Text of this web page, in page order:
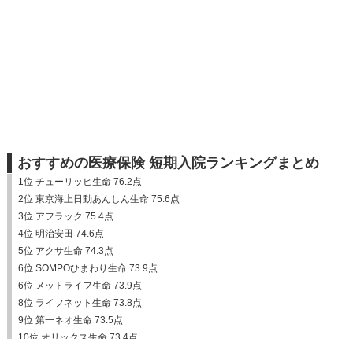
おすすめの医療保険 短期入院ランキングまとめ
1位 チューリッヒ生命 76.2点
2位 東京海上日動あんしん生命 75.6点
3位 アフラック 75.4点
4位 明治安田 74.6点
5位 アクサ生命 74.3点
6位 SOMPOひまわり生命 73.9点
6位 メットライフ生命 73.9点
8位 ライフネット生命 73.8点
9位 第一ネオ生命 73.5点